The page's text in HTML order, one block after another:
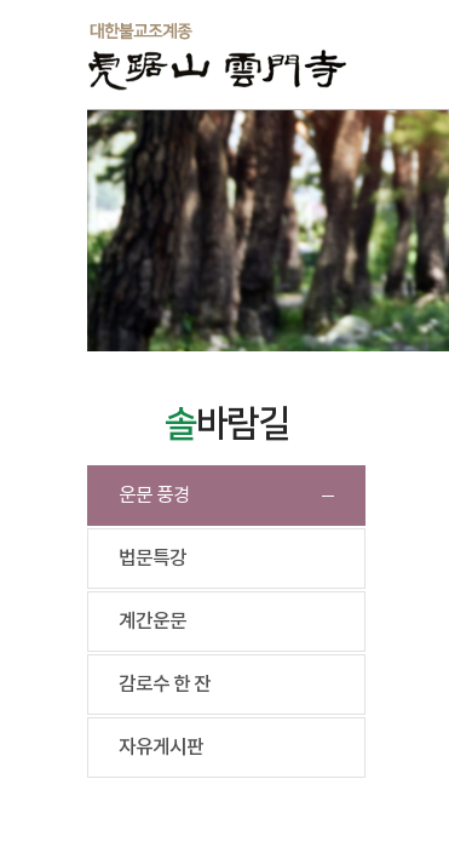
솔바람길
운문 풍경
법문특강
계간운문
감로수 한 잔
자유게시판